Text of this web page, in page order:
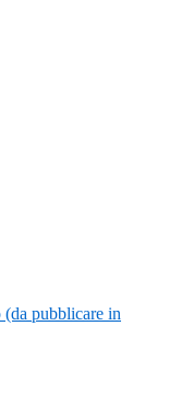
pubblicare in